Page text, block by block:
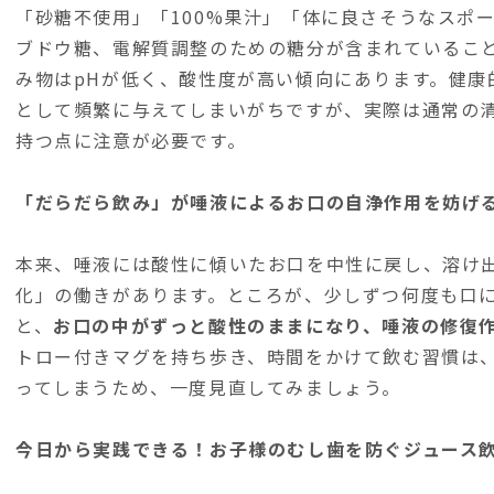
「砂糖不使用」「100%果汁」「体に良さそうなスポ
ブドウ糖、電解質調整のための糖分が含まれているこ
み物はpHが低く、酸性度が高い傾向にあります。健
として頻繁に与えてしまいがちですが、実際は通常の
持つ点に注意が必要です。
「だらだら飲み」が唾液によるお口の自浄作用を妨げ
本来、唾液には酸性に傾いたお口を中性に戻し、溶け
化」の働きがあります。ところが、少しずつ何度も口
と、 お口の中がずっと酸性のままになり、唾液の修復
トロー付きマグを持ち歩き、時間をかけて飲む習慣
ってしまうため、一度見直してみましょう。
今日から実践できる！お子様のむし歯を防ぐジュース